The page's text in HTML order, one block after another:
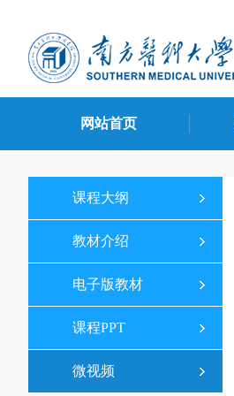
网站首页
课程大纲
教材介绍
电子版教材
课程PPT
微视频